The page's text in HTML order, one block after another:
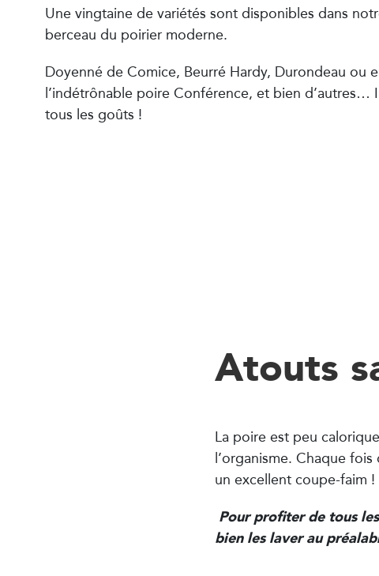
Une vingtaine de variétés sont disponibles dans
berceau du poirier moderne.
Doyenné de Comice, Beurré Hardy, Durondeau ou
l’indétrônable poire Conférence, et bien d’autres…
tous les goûts !
Atouts
La poire est peu
l’organisme. Chaque
un excellent coupe-faim !
Pour profiter de tous
bien les laver au